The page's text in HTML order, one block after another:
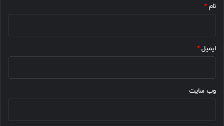
نام*
ایمیل*
وب‌ سایت